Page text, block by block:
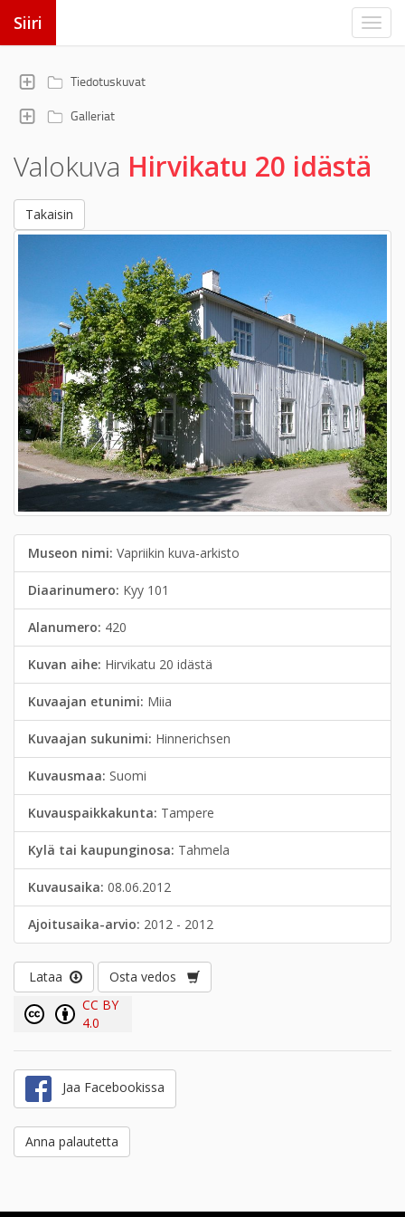
Siiri
Tiedotuskuvat
Galleriat
Valokuva Hirvikatu 20 idästä
Takaisin
Museon nimi: Vapriikin kuva-arkisto
Diaarinumero: Kyy 101
Alanumero: 420
Kuvan aihe: Hirvikatu 20 idästä
Kuvaajan etunimi: Miia
Kuvaajan sukunimi: Hinnerichsen
Kuvausmaa: Suomi
Kuvauspaikkakunta: Tampere
Kylä tai kaupunginosa: Tahmela
Kuvausaika: 08.06.2012
Ajoitusaika-arvio: 2012 - 2012
Lataa
Osta vedos
CC BY
4.0
Jaa Facebookissa
Anna palautetta